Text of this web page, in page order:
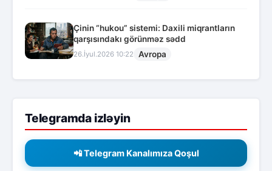
Çinin “hukou” sistemi: Daxili miqrantların
qarşısındakı görünməz sədd
26.İyul.2026 10:22 Avropa
Telegramda izləyin
📲 Telegram Kanalımıza Qoşul